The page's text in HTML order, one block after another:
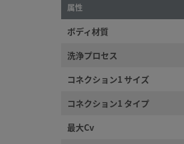
Swagelok Company.
属性
ボディ材質
洗浄プロセス
コネクション1 サイズ
コネクション1 タイプ
最大Cv